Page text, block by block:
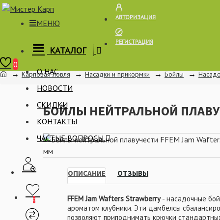
Корзина
МЕНЮ
КАТАЛОГ
О НАС
НОВОСТИ
СКИДКИ
КОНТАКТЫ
ЧАСТЫЕ ВОПРОСЫ
0
АВТОРИЗАЦИЯ
РЕГИСТРАЦИЯ
0
Карповая ловля Насадки и прикормки Бойлы
БОЙЛЫ НЕЙТРАЛЬНОЙ
ОПИСАНИЕ ОТЗЫВЫ
FFEM Jam Wafters Strawberry- насадочные
ароматом клубники. Эти дамбелсы
позволяют приподнимать крючки